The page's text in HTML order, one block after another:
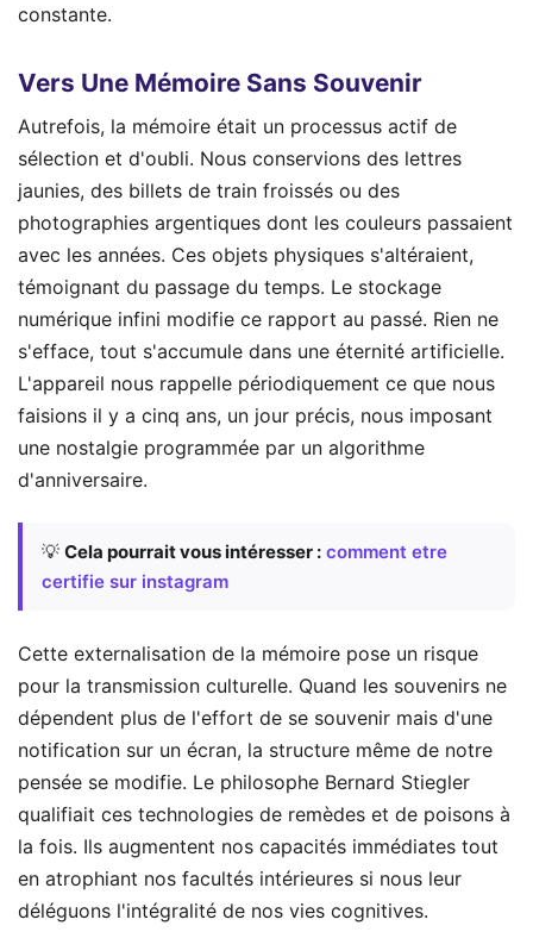
constante.
Vers Une Mémoire Sans Souvenir
Autrefois, la mémoire était un processus actif de
sélection et d'oubli. Nous conservions des lettres
jaunies, des billets de train froissés ou des
photographies argentiques dont les couleurs passaient
avec les années. Ces objets physiques s'altéraient,
témoignant du passage du temps. Le stockage
numérique infini modifie ce rapport au passé. Rien ne
s'efface, tout s'accumule dans une éternité artificielle.
L'appareil nous rappelle périodiquement ce que nous
faisions il y a cinq ans, un jour précis, nous imposant
une nostalgie programmée par un algorithme
d'anniversaire.
💡 Cela pourrait vous intéresser : comment etre
certifie sur instagram
Cette externalisation de la mémoire pose un risque
pour la transmission culturelle. Quand les souvenirs ne
dépendent plus de l'effort de se souvenir mais d'une
notification sur un écran, la structure même de notre
pensée se modifie. Le philosophe Bernard Stiegler
qualifiait ces technologies de remèdes et de poisons à
la fois. Ils augmentent nos capacités immédiates tout
en atrophiant nos facultés intérieures si nous leur
déléguons l'intégralité de nos vies cognitives.